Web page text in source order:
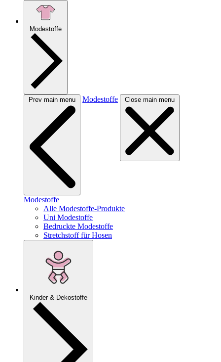
Modestoffe
Prev main menu Modestoffe Close main menu
Modestoffe
Alle Modestoffe-Produkte
Uni Modestoffe
Bedruckte Modestoffe
Stretchstoff für Hosen
Kinder & Dekostoffe